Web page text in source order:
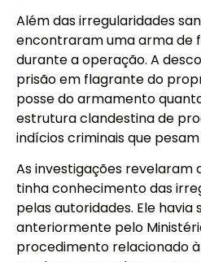
Além das irregularidades
encontraram uma arma de
durante a operação. A
prisão em flagrante do
posse do armamento
estrutura clandestina de
indícios criminais que
As investigações revelaram
tinha conhecimento das
pelas autoridades. Ele havia
anteriormente pelo
procedimento relacionado